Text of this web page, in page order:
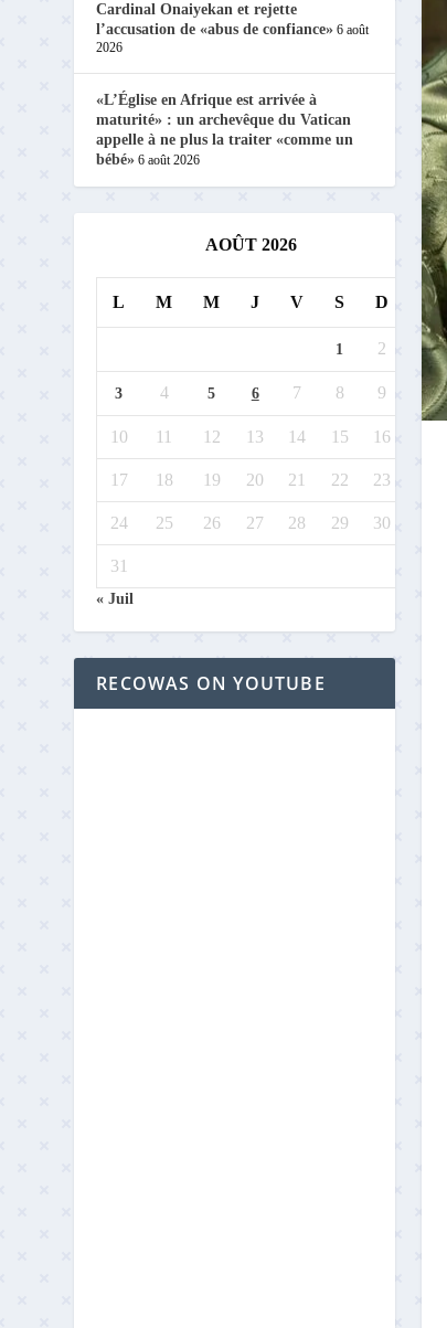
Cardinal Onaiyekan et rejette
l’accusation de «abus de confiance» 6 août
2026
«L’Église en Afrique est arrivée à
maturité» : un archevêque du Vatican
appelle à ne plus la traiter «comme un
bébé» 6 août 2026
AOÛT 2026
L M M J V S D
1 2
3 4 5 6 7 8 9
10 11 12 13 14 15 16
17 18 19 20 21 22 23
24 25 26 27 28 29 30
31
« Juil
RECOWAS ON YOUTUBE